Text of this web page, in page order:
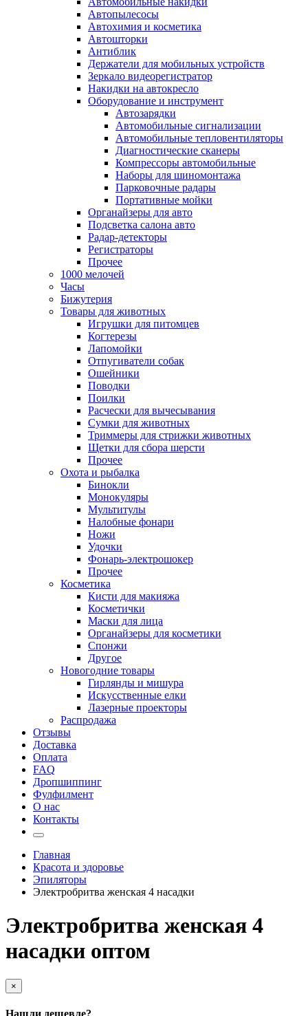
Автопылесосы
Автохимия и косметика
Автошторки
Антиблик
Держатели для мобильных устройств
Зеркало видеорегистратор
Накидки на автокресло
Оборудование и инструмент
Автозарядки
Автомобильные сигнализации
Автомобильные тепловентиляторы
Диагностические сканеры
Компрессоры автомобильные
Наборы для шиномонтажа
Парковочные радары
Портативные мойки
Органайзеры для авто
Подсветка салона авто
Радар-детекторы
Регистраторы
Прочее
1000 мелочей
Часы
Бижутерия
Товары для животных
Игрушки для питомцев
Когтерезы
Лапомойки
Отпугиватели собак
Ошейники
Поводки
Поилки
Расчески для вычесывания
Сумки для животных
Триммеры для стрижки животных
Щетки для сбора шерсти
Прочее
Охота и рыбалка
Бинокли
Монокуляры
Мультитулы
Налобные фонари
Ножи
Удочки
Фонарь-электрошокер
Прочее
Косметика
Кисти для макияжа
Косметички
Маски для лица
Органайзеры для косметики
Спонжи
Другое
Новогодние товары
Гирлянды и мишура
Искусственные елки
Лазерные проекторы
Распродажа
Отзывы
Доставка
Оплата
FAQ
Дропшиппинг
Фулфилмент
О нас
Контакты
Главная
Красота и здоровье
Эпиляторы
Электробритва женская 4 насадки
Электробритва женская 4
насадки оптом
×